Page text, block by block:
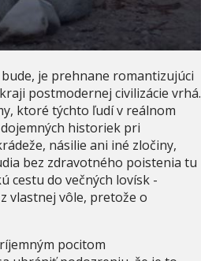
je prehnane romantizujúci
postmodernej civilizácie vrhá.
ktoré týchto ľudí v reálnom
historiek pri
násilie ani iné zločiny,
bez zdravotného poistenia tu
cestu do večných lovísk -
vlastnej vôle, pretože o
pocitom